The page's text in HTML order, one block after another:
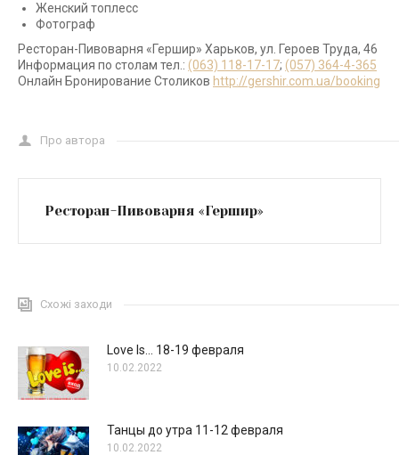
Женский топлесс
Фотограф
Ресторан-Пивоварня «Гершир» Харьков, ул. Героев Труда, 46
Информация по столам тел.: (063) 118-17-17; (057) 364-4-365
Онлайн Бронирование Столиков http://gershir.com.ua/booking
Про автора
Ресторан-Пивоварня «Гершир»
Схожі заходи
Love Is… 18-19 февраля
10.02.2022
Танцы до утра 11-12 февраля
10.02.2022